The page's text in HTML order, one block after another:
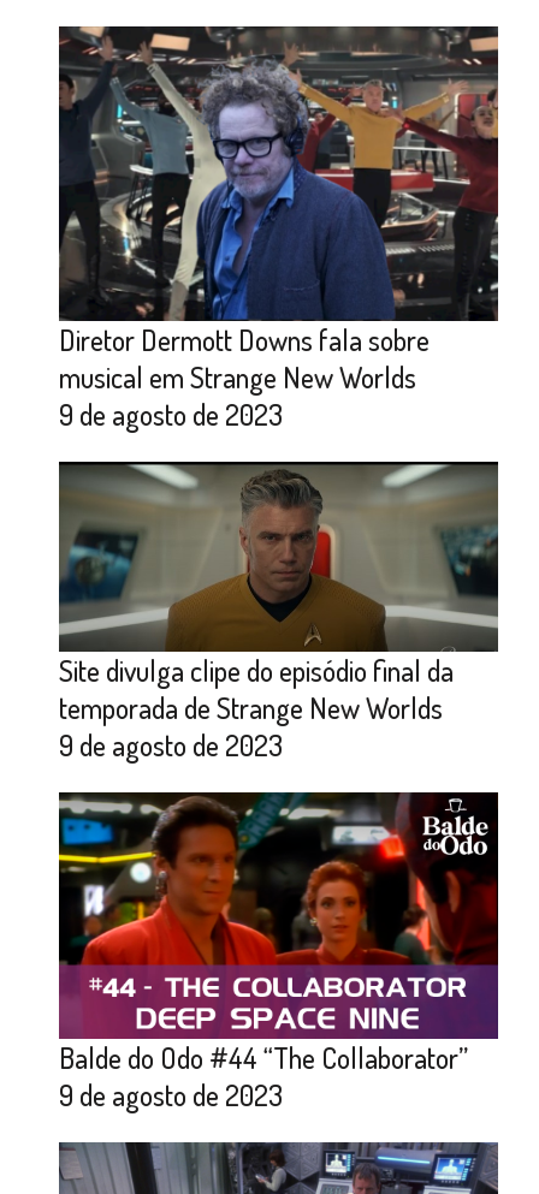
Diretor Dermott Downs fala sobre
musical em Strange New Worlds
9 de agosto de 2023
Site divulga clipe do episódio final da
temporada de Strange New Worlds
9 de agosto de 2023
Balde do Odo #44 “The Collaborator”
9 de agosto de 2023